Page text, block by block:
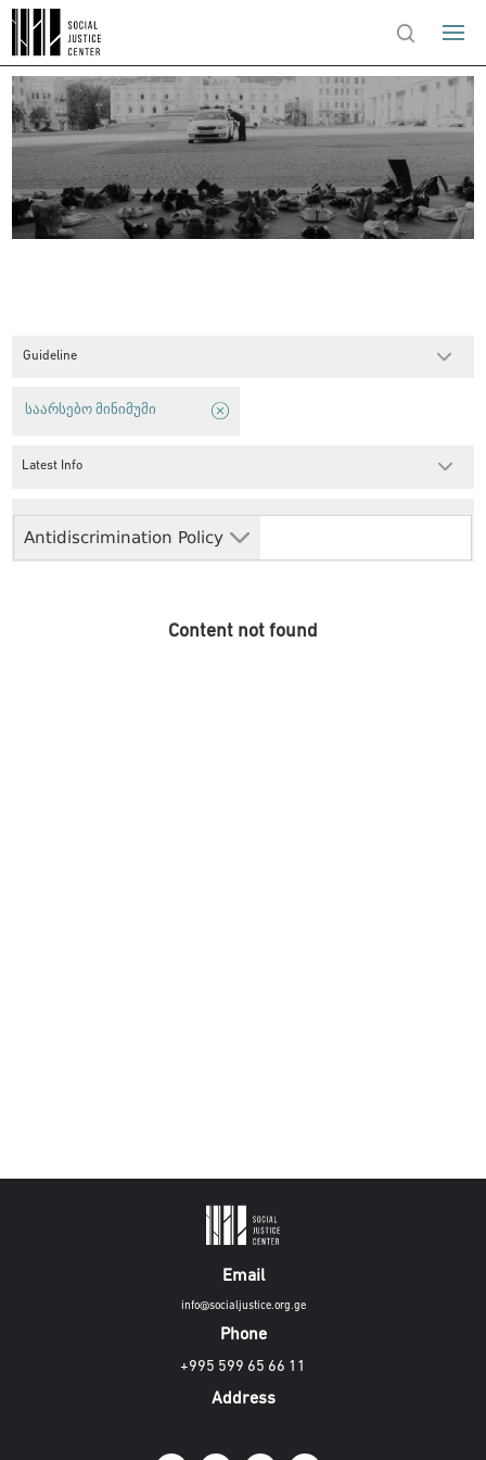
Guideline
Antidiscrimination Policy
საარსებო მინიმუმი
Latest Info
Content not found
Email
info@socialjustice.org.ge
Phone
+995 599 65 66 11
Address